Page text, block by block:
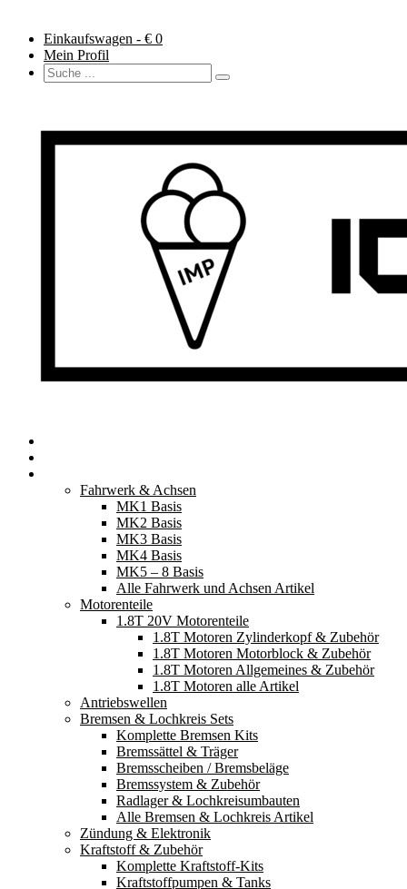
Einkaufswagen - € 0
Mein Profil
Fahrwerk & Achsen
MK1 Basis
MK2 Basis
MK3 Basis
MK4 Basis
MK5 – 8 Basis
Alle Fahrwerk und Achsen Artikel
Motorenteile
1.8T 20V Motorenteile
1.8T Motoren Zylinderkopf & Zubehör
1.8T Motoren Motorblock & Zubehör
1.8T Motoren Allgemeines & Zubehör
1.8T Motoren alle Artikel
Antriebswellen
Bremsen & Lochkreis Sets
Komplette Bremsen Kits
Bremssättel & Träger
Bremsscheiben / Bremsbeläge
Bremssystem & Zubehör
Radlager & Lochkreisumbauten
Alle Bremsen & Lochkreis Artikel
Zündung & Elektronik
Kraftstoff & Zubehör
Komplette Kraftstoff-Kits
Kraftstoffpumpen & Tanks